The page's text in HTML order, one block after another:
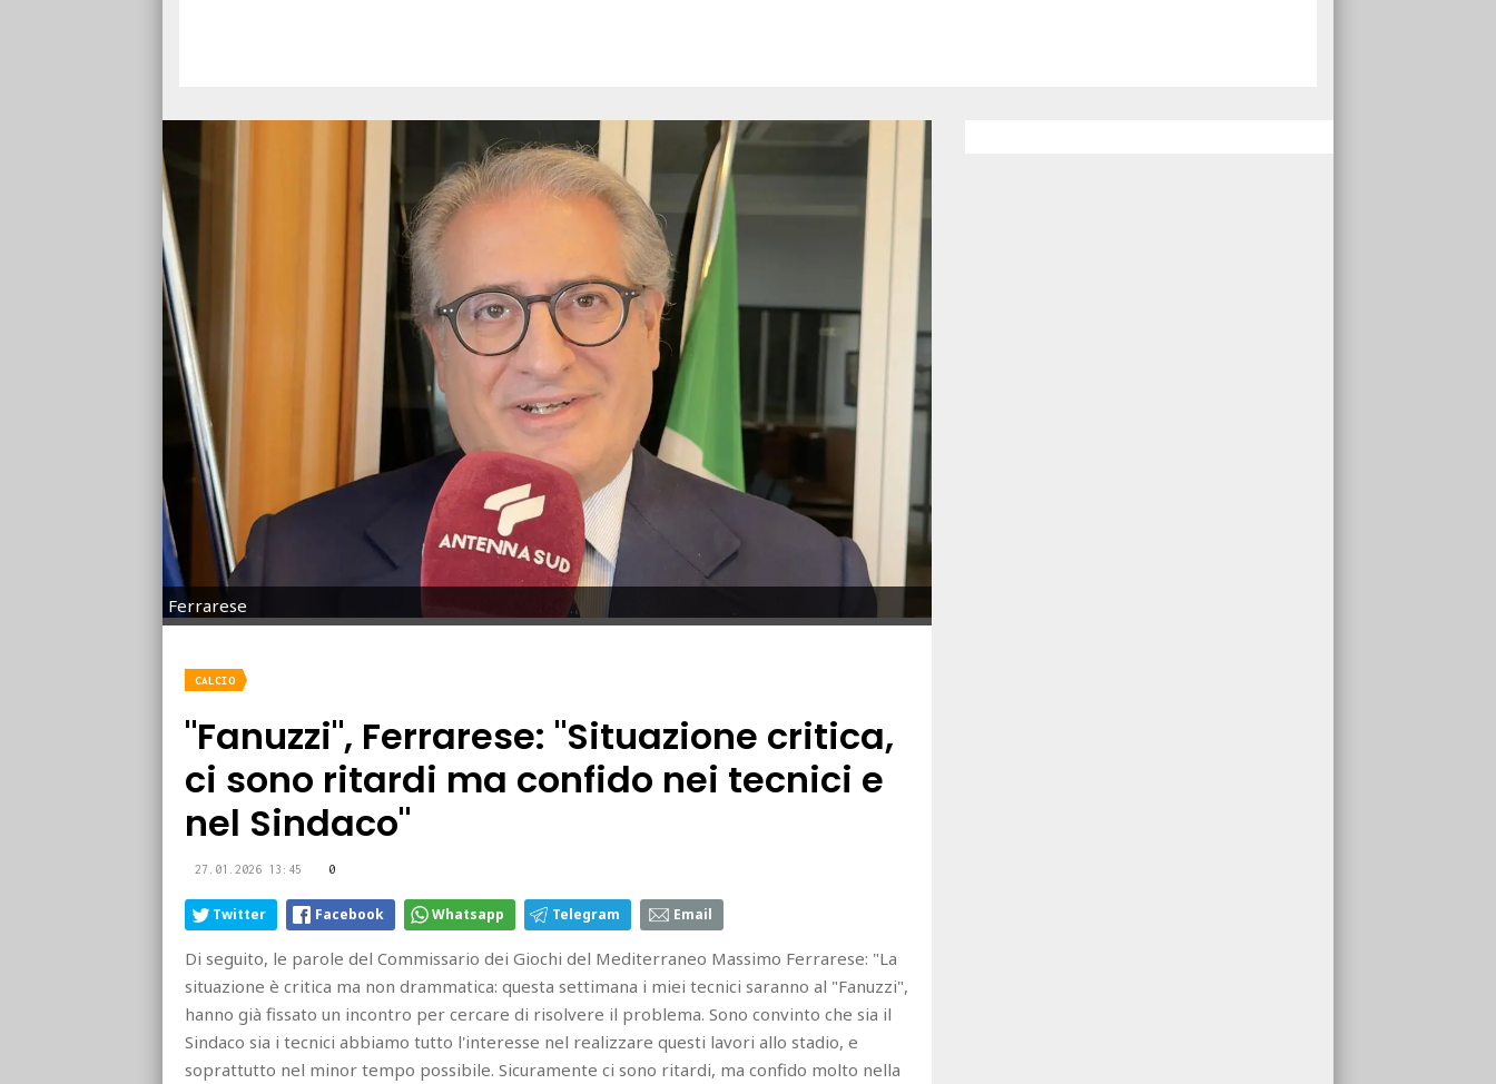
Ferrarese
CALCIO
"Fanuzzi", Ferrarese: "Situazione critica,
ci sono ritardi ma confido nei tecnici e
nel Sindaco"
27.01.2026 13:45 0
Twitter Facebook Whatsapp Telegram Email
Di seguito, le parole del Commissario dei Giochi del Mediterraneo Massimo Ferrarese: "La
situazione è critica ma non drammatica: questa settimana i miei tecnici saranno al "Fanuzzi",
hanno già fissato un incontro per cercare di risolvere il problema. Sono convinto che sia il
Sindaco sia i tecnici abbiamo tutto l'interesse nel realizzare questi lavori allo stadio, e
soprattutto nel minor tempo possibile. Sicuramente ci sono ritardi, ma confido molto nella